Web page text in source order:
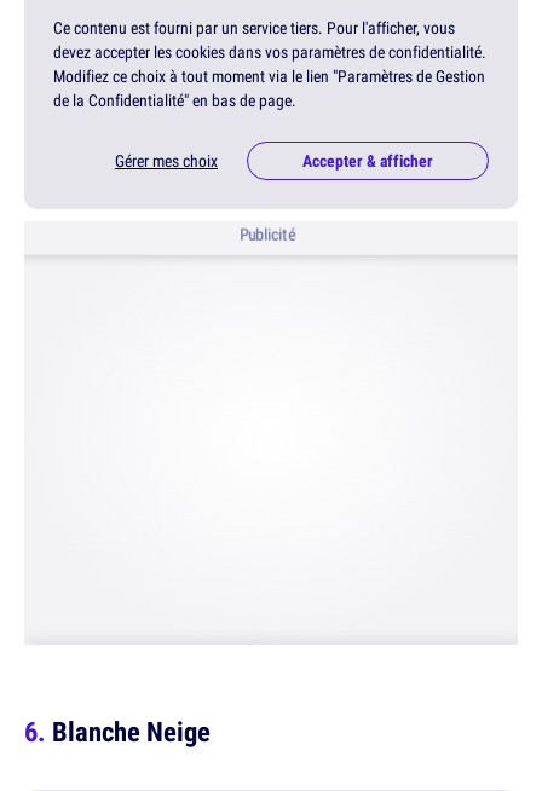
Ce contenu est fourni par un service tiers. Pour l'afficher, vous
devez accepter les cookies dans vos paramètres de confidentialité.
Modifiez ce choix à tout moment via le lien "Paramètres de Gestion
de la Confidentialité" en bas de page.
Gérer mes choix Accepter & afficher
Publicité
Blanche Neige